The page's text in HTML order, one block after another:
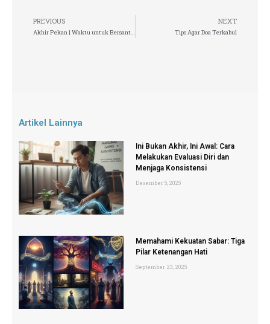
PREVIOUS
Akhir Pekan | Waktu untuk Bersantai dan Memanjakan Diri
NEXT
Tips Agar Doa Terkabul
Artikel Lainnya
Ini Bukan Akhir, Ini Awal: Cara
Melakukan Evaluasi Diri dan
Menjaga Konsistensi
Desember 5, 2025
Memahami Kekuatan Sabar: Tiga
Pilar Ketenangan Hati
September 23, 2025